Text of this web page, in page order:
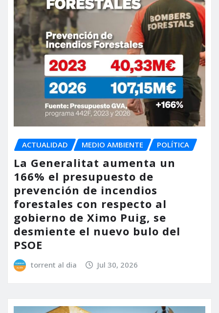
ACTUALIDAD MEDIO AMBIENTE POLÍTICA
La Generalitat aumenta un
166% el presupuesto de
prevención de incendios
forestales con respecto al
gobierno de Ximo Puig, se
desmiente el nuevo bulo del
PSOE
torrent al dia Jul 30, 2026